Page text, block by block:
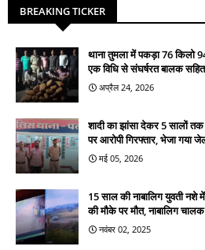
BREAKING TICKER
थाना तुमला में पकड़ा 76 किलो
एक विधि से संघर्षरत बालक
अप्रैल 24, 2026
शादी का झांसा देकर 5 सालों तक
पर आरोपी गिरफ्तार, भेजा गया
मई 05, 2026
15 साल की नाबालिग युवती नशे
की मौके पर मौत, नाबालिग
नवंबर 02, 2025